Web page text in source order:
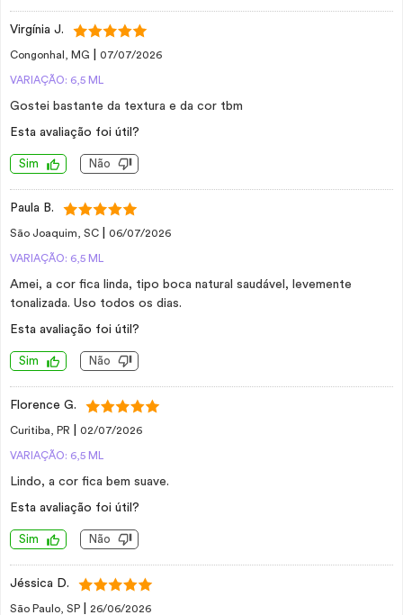
Virgínia J.
Congonhal, MG 07/07/2026
VARIAÇÃO: 6,5 ML
Gostei bastante da textura e da cor tbm
Esta avaliação foi útil?
Sim Não
Paula B.
São Joaquim, SC 06/07/2026
VARIAÇÃO: 6,5 ML
Amei, a cor fica linda, tipo boca natural saudável, levemente
tonalizada. Uso todos os dias.
Esta avaliação foi útil?
Sim Não
Florence G.
Curitiba, PR 02/07/2026
VARIAÇÃO: 6,5 ML
Lindo, a cor fica bem suave.
Esta avaliação foi útil?
Sim Não
Jéssica D.
São Paulo, SP 26/06/2026